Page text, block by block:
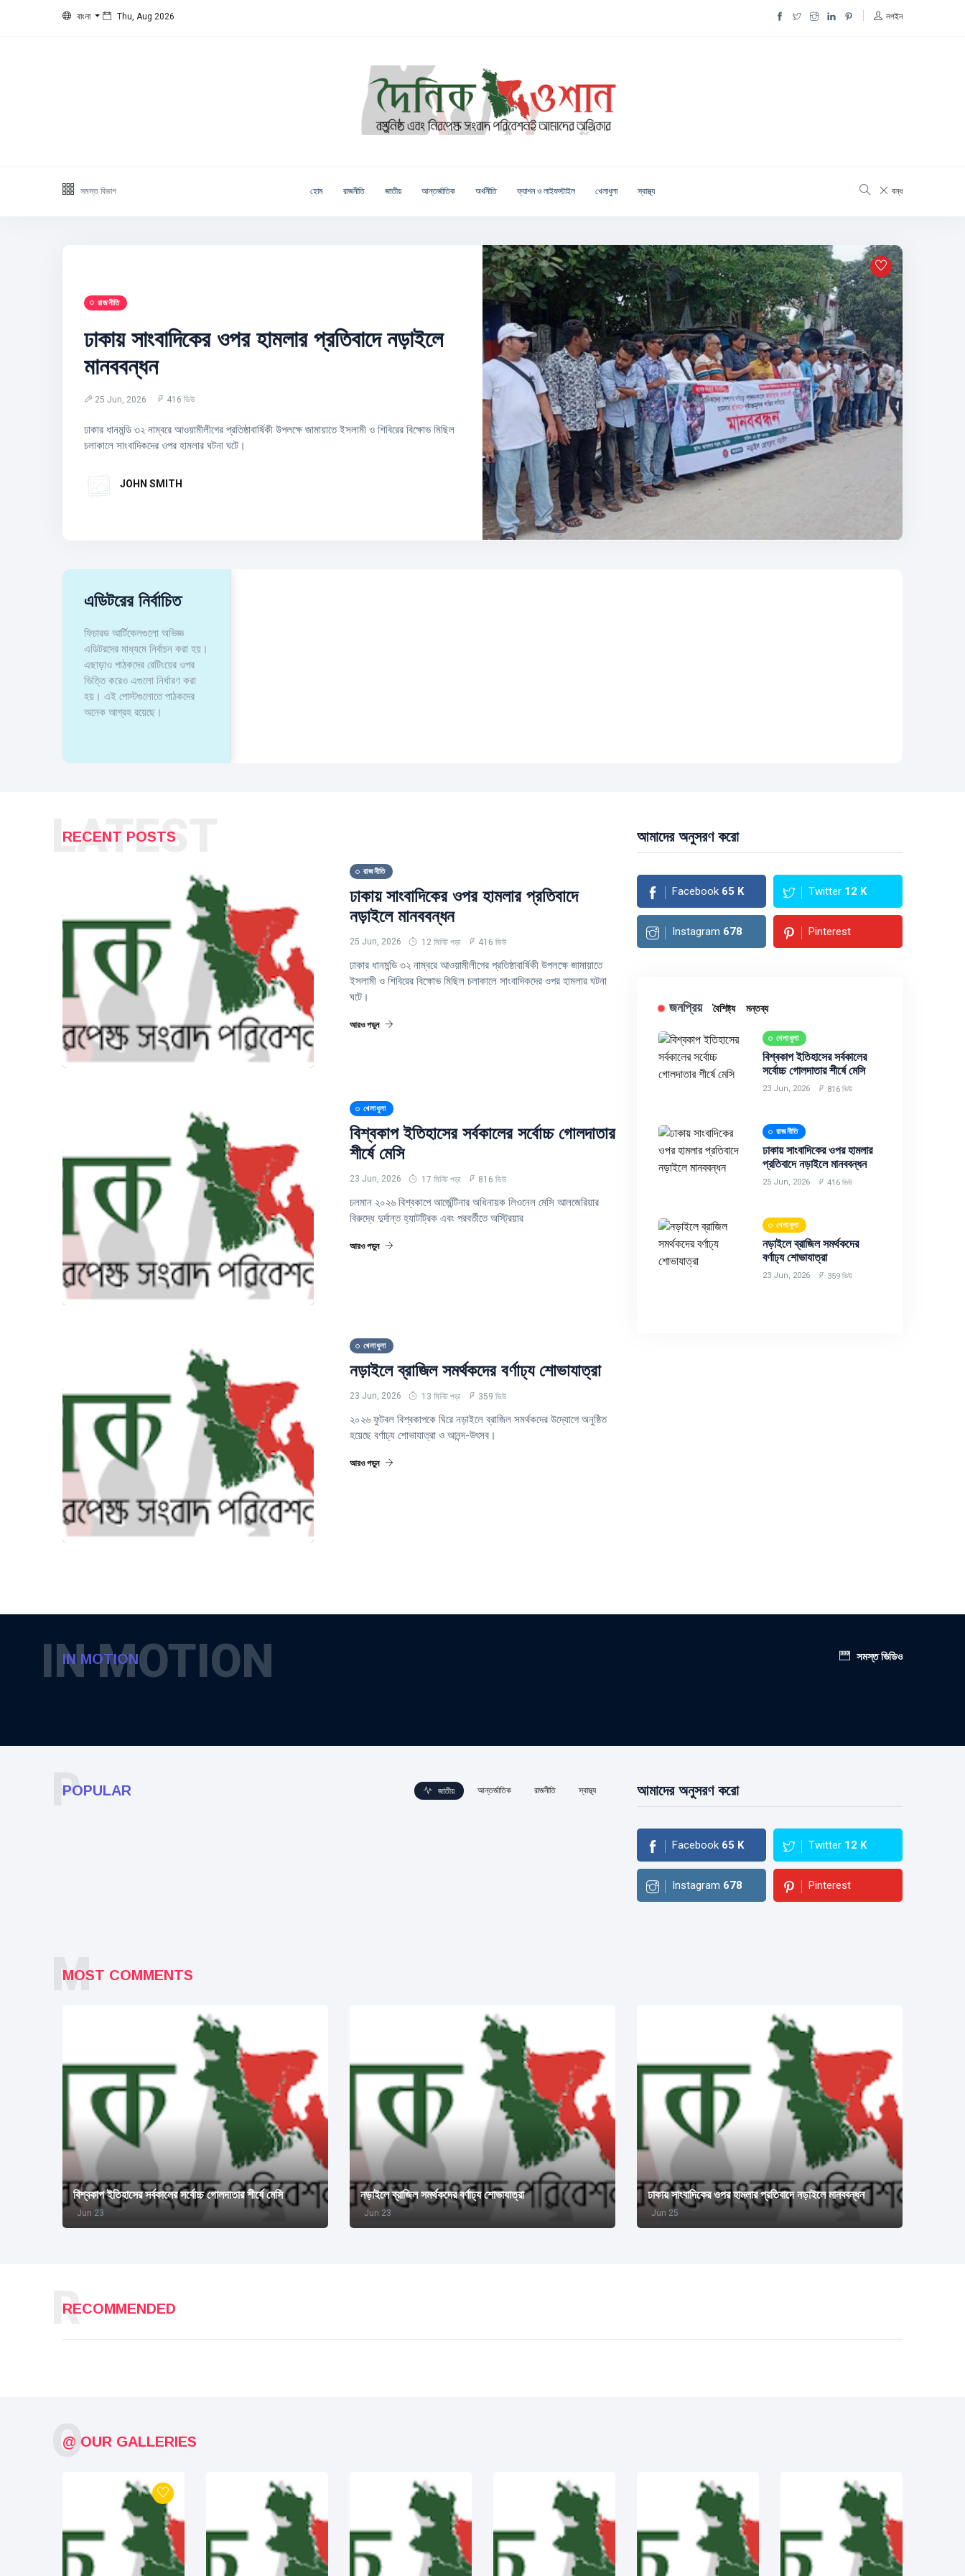
বাংলা Thu, Aug 2026 লগইন
সমস্ত বিভাগ হোম রাজনীতি জাতীয় আন্তর্জাতিক অর্থনীতি ফ্যাশন ও লাইফস্টাইল খেলাধুলা স্বাস্থ্য বন্ধ
রাজনীতি
ঢাকায় সাংবাদিকের ওপর হামলার প্রতিবাদে নড়াইলে
মানববন্ধন
25 Jun, 2026 416 ভিউ
ঢাকার ধানমন্ডি ৩২ নাম্বরে আওয়ামীলীগের প্রতিষ্ঠাবার্ষিকী উপলক্ষে জামায়াতে ইসলামী ও শিবিরের বিক্ষোভ মিছিল
চলাকালে সাংবাদিকদের ওপর হামলার ঘটনা ঘটে।
JOHN SMITH
এডিটরের নির্বাচিত
ফিচারড আর্টিকেলগুলো অভিজ্ঞ
এডিটরদের মাধ্যমে নির্বাচন করা হয়।
এছাড়াও পাঠকদের রেটিংয়ের ওপর
ভিত্তি করেও এগুলো নির্ধারণ করা
হয়। এই পোস্টগুলোতে পাঠকদের
অনেক আগ্রহ রয়েছে।
RECENT POSTS
LATEST
রাজনীতি
ঢাকায় সাংবাদিকের ওপর হামলার প্রতিবাদে
নড়াইলে মানববন্ধন
25 Jun, 2026 12 মিনিট পড়া 416 ভিউ
ঢাকার ধানমন্ডি ৩২ নাম্বরে আওয়ামীলীগের প্রতিষ্ঠাবার্ষিকী উপলক্ষে জামায়াতে
ইসলামী ও শিবিরের বিক্ষোভ মিছিল চলাকালে সাংবাদিকদের ওপর হামলার ঘটনা
ঘটে।
আরও পড়ুন
খেলাধুলা
বিশ্বকাপ ইতিহাসের সর্বকালের সর্বোচ্চ গোলদাতার
শীর্ষে মেসি
23 Jun, 2026 17 মিনিট পড়া 816 ভিউ
চলমান ২০২৬ বিশ্বকাপে আর্জেন্টিনার অধিনায়ক লিওনেল মেসি আলজেরিয়ার
বিরুদ্ধে দুর্দান্ত হ্যাটট্রিক এবং পরবর্তীতে অস্ট্রিয়ার
আরও পড়ুন
খেলাধুলা
নড়াইলে ব্রাজিল সমর্থকদের বর্ণাঢ্য শোভাযাত্রা
23 Jun, 2026 13 মিনিট পড়া 359 ভিউ
২০২৬ ফুটবল বিশ্বকাপকে ঘিরে নড়াইলে ব্রাজিল সমর্থকদের উদ্যোগে অনুষ্ঠিত
হয়েছে বর্ণাঢ্য শোভাযাত্রা ও আনন্দ-উৎসব।
আরও পড়ুন
আমাদের অনুসরণ করো
Facebook 65 K Twitter 12 K
Instagram 678 Pinterest
জনপ্রিয় বৈশিষ্ট্য মন্তব্য
খেলাধুলা
বিশ্বকাপ ইতিহাসের সর্বকালের
সর্বোচ্চ গোলদাতার শীর্ষে মেসি
23 Jun, 2026 816 ভিউ
রাজনীতি
ঢাকায় সাংবাদিকের ওপর হামলার
প্রতিবাদে নড়াইলে মানববন্ধন
25 Jun, 2026 416 ভিউ
খেলাধুলা
নড়াইলে ব্রাজিল সমর্থকদের
বর্ণাঢ্য শোভাযাত্রা
23 Jun, 2026 359 ভিউ
IN MOTION
IN MOTION সমস্ত ভিডিও
POPULAR
P জাতীয় আন্তর্জাতিক রাজনীতি স্বাস্থ্য আমাদের অনুসরণ করো
Facebook 65 K Twitter 12 K
Instagram 678 Pinterest
MOST COMMENTS
M
বিশ্বকাপ ইতিহাসের সর্বকালের সর্বোচ্চ গোলদাতার শীর্ষে মেসি
Jun 23
নড়াইলে ব্রাজিল সমর্থকদের বর্ণাঢ্য শোভাযাত্রা
Jun 23
ঢাকায় সাংবাদিকের ওপর হামলার প্রতিবাদে নড়াইলে মানববন্ধন
Jun 25
RECOMMENDED
R
@ OUR GALLERIES
O